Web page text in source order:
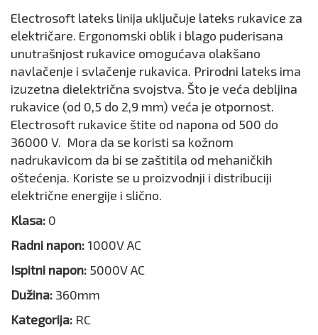
Electrosoft lateks linija uključuje lateks rukavice za
električare. Ergonomski oblik i blago puderisana
unutrašnjost rukavice omogućava olakšano
navlačenje i svlačenje rukavica. Prirodni lateks ima
izuzetna dielektrična svojstva. Što je veća debljina
rukavice (od 0,5 do 2,9 mm) veća je otpornost.
Electrosoft rukavice štite od napona od 500 do
36000 V. Mora da se koristi sa kožnom
nadrukavicom da bi se zaštitila od mehaničkih
oštećenja. Koriste se u proizvodnji i distribuciji
električne energije i slično.
Klasa: 0
Radni napon: 1000V AC
Ispitni napon: 5000V AC
Dužina: 360mm
Kategorija: RC